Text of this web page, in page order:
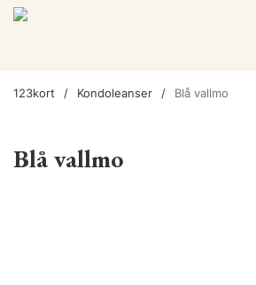
123kort Kondoleanser Blå vallmo
Blå vallmo